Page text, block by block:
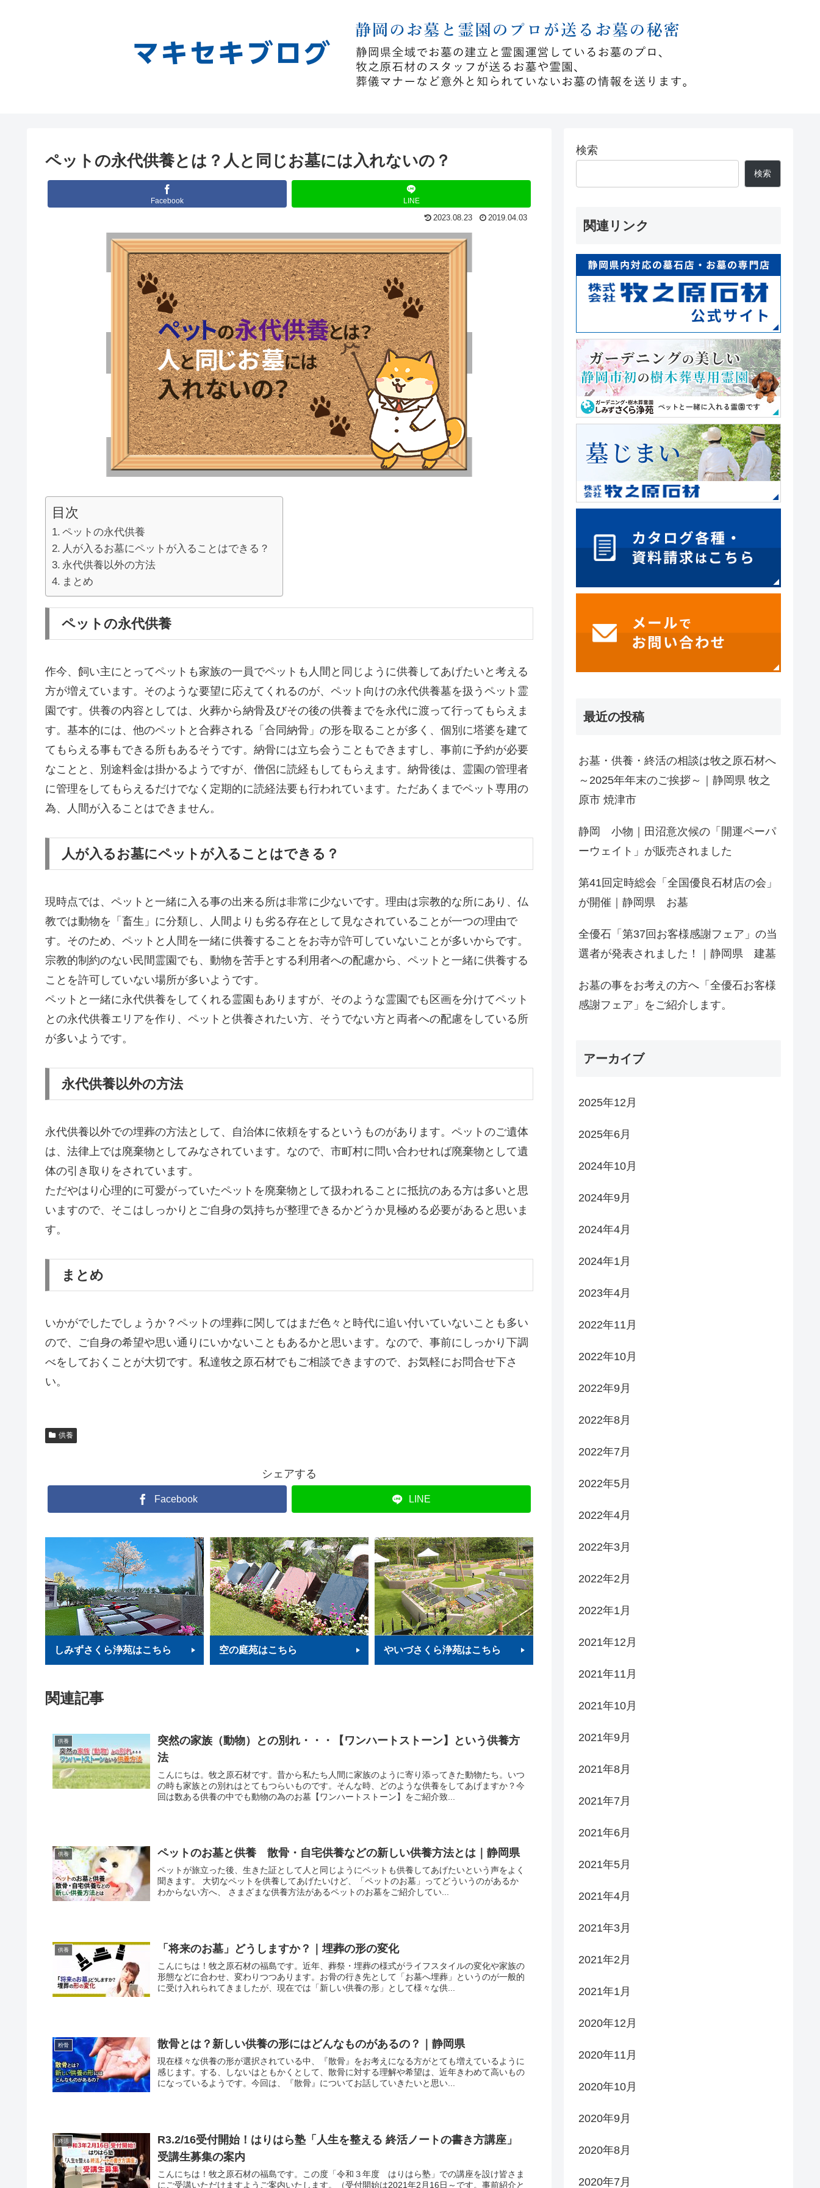
ペットの永代供養とは？人と同じお墓には入れないの？
Facebook LINE
2023.08.23 2019.04.03
目次
ペットの永代供養
人が入るお墓にペットが入ることはできる？
永代供養以外の方法
まとめ
ペットの永代供養
作今、飼い主にとってペットも家族の一員でペットも人間と同じように供養してあげたいと考える
方が増えています。そのような要望に応えてくれるのが、ペット向けの永代供養墓を扱うペット霊
園です。供養の内容としては、火葬から納骨及びその後の供養までを永代に渡って行ってもらえま
す。基本的には、他のペットと合葬される「合同納骨」の形を取ることが多く、個別に塔婆を建て
てもらえる事もできる所もあるそうです。納骨には立ち会うこともできますし、事前に予約が必要
なことと、別途料金は掛かるようですが、僧侶に読経もしてもらえます。納骨後は、霊園の管理者
に管理をしてもらえるだけでなく定期的に読経法要も行われています。ただあくまでペット専用の
為、人間が入ることはできません。
人が入るお墓にペットが入ることはできる？
現時点では、ペットと一緒に入る事の出来る所は非常に少ないです。理由は宗教的な所にあり、仏
教では動物を「畜生」に分類し、人間よりも劣る存在として見なされていることが一つの理由で
す。そのため、ペットと人間を一緒に供養することをお寺が許可していないことが多いからです。
宗教的制約のない民間霊園でも、動物を苦手とする利用者への配慮から、ペットと一緒に供養する
ことを許可していない場所が多いようです。
ペットと一緒に永代供養をしてくれる霊園もありますが、そのような霊園でも区画を分けてペット
との永代供養エリアを作り、ペットと供養されたい方、そうでない方と両者への配慮をしている所
が多いようです。
永代供養以外の方法
永代供養以外での埋葬の方法として、自治体に依頼をするというものがあります。ペットのご遺体
は、法律上では廃棄物としてみなされています。なので、市町村に問い合わせれば廃棄物として遺
体の引き取りをされています。
ただやはり心理的に可愛がっていたペットを廃棄物として扱われることに抵抗のある方は多いと思
いますので、そこはしっかりとご自身の気持ちが整理できるかどうか見極める必要があると思いま
す。
まとめ
いかがでしたでしょうか？ペットの埋葬に関してはまだ色々と時代に追い付いていないことも多い
ので、ご自身の希望や思い通りにいかないこともあるかと思います。なので、事前にしっかり下調
べをしておくことが大切です。私達牧之原石材でもご相談できますので、お気軽にお問合せ下さ
い。
供養
シェアする
Facebook LINE
しみずさくら浄苑はこちら 空の庭苑はこちら やいづさくら浄苑はこちら
関連記事
供養
突然の家族（動物）との別れ・・・【ワンハートストーン】という供養方
法
こんにちは。牧之原石材です。昔から私たち人間に家族のように寄り添ってきた動物たち。いつ
の時も家族との別れはとてもつらいものです。そんな時、どのような供養をしてあげますか？今
回は数ある供養の中でも動物の為のお墓【ワンハートストーン】をご紹介致...
供養 ペットのお墓と供養 散骨・自宅供養などの新しい供養方法とは｜静岡県
ペットが旅立った後、生きた証として人と同じようにペットも供養してあげたいという声をよく
聞きます。 大切なペットを供養してあげたいけど、「ペットのお墓」ってどういうのがあるか
わからない方へ、 さまざまな供養方法があるペットのお墓をご紹介してい...
供養 「将来のお墓」どうしますか？｜埋葬の形の変化
こんにちは！牧之原石材の福島です。近年、葬祭・埋葬の様式がライフスタイルの変化や家族の
形態などに合わせ、変わりつつあります。お骨の行き先として「お墓へ埋葬」というのが一般的
に受け入れられてきましたが、現在では「新しい供養の形」として様々な供...
粉骨 散骨とは？新しい供養の形にはどんなものがあるの？｜静岡県
現在様々な供養の形が選択されている中、『散骨』をお考えになる方がとても増えているように
感じます。する、しないはともかくとして、散骨に対する理解や希望は、近年きわめて高いもの
になっているようです。今回は、『散骨』についてお話していきたいと思い...
終活
R3.2/16受付開始！はりはら塾「人生を整える 終活ノートの書き方講座」
受講生募集の案内
こんにちは！牧之原石材の福島です。この度「令和３年度 はりはら塾」での講座を設け皆さま
にご受講いただけますようご案内いたします。（受付開始は2021年2月16日～です。事前紹介と
検索
検索
関連リンク
最近の投稿
お墓・供養・終活の相談は牧之原石材へ
～2025年年末のご挨拶～｜静岡県 牧之
原市 焼津市
静岡 小物｜田沼意次候の「開運ペーパ
ーウェイト」が販売されました
第41回定時総会「全国優良石材店の会」
が開催｜静岡県 お墓
全優石「第37回お客様感謝フェア」の当
選者が発表されました！｜静岡県 建墓
お墓の事をお考えの方へ「全優石お客様
感謝フェア」をご紹介します。
アーカイブ
2025年12月
2025年6月
2024年10月
2024年9月
2024年4月
2024年1月
2023年4月
2022年11月
2022年10月
2022年9月
2022年8月
2022年7月
2022年5月
2022年4月
2022年3月
2022年2月
2022年1月
2021年12月
2021年11月
2021年10月
2021年9月
2021年8月
2021年7月
2021年6月
2021年5月
2021年4月
2021年3月
2021年2月
2021年1月
2020年12月
2020年11月
2020年10月
2020年9月
2020年8月
2020年7月